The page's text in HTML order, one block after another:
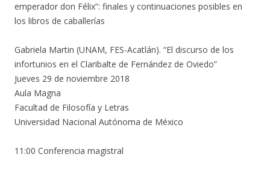
emperador don Félix”: finales y continuaciones posibles en
los libros de caballerías
Gabriela Martin (UNAM, FES-Acatlán). “El discurso de los
infortunios en el Claribalte de Fernández de Oviedo”
Jueves 29 de noviembre 2018
Aula Magna
Facultad de Filosofía y Letras
Universidad Nacional Autónoma de México
11:00 Conferencia magistral